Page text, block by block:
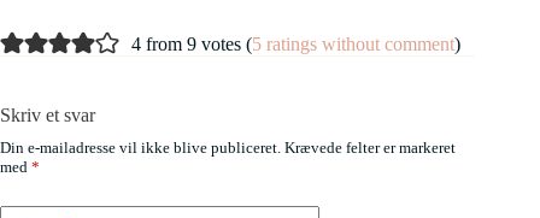
4 from 9 votes (5 ratings without comment)
Skriv et svar
Din e-mailadresse vil ikke blive publiceret. Krævede felter er markeret
med *